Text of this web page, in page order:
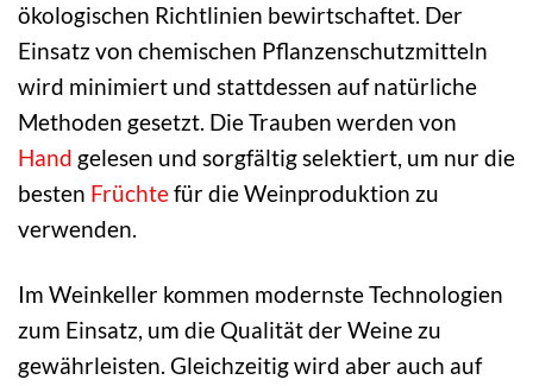
ökologischen Richtlinien bewirtschaftet. Der
Einsatz von chemischen Pflanzenschutzmitteln
wird minimiert und stattdessen auf natürliche
Methoden gesetzt. Die Trauben werden von
Hand gelesen und sorgfältig selektiert, um nur die
besten Früchtefür die Weinproduktion zu
verwenden.
Im Weinkeller kommen modernste Technologien
zum Einsatz, um die Qualität der Weine zu
gewährleisten. Gleichzeitig wird aber auch auf